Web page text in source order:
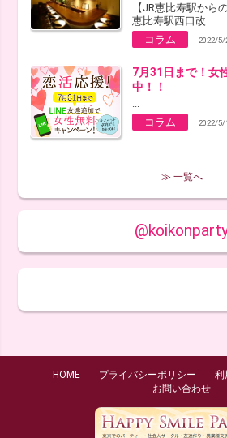
【JR恵比寿駅から
恵比寿駅西口改 ...
コラム
2022/5/
7月31日まで！女
中！！
コラム
2022/5/
≫ 一覧へ
HOME プライバシーポリシー 利
お問い合わせ